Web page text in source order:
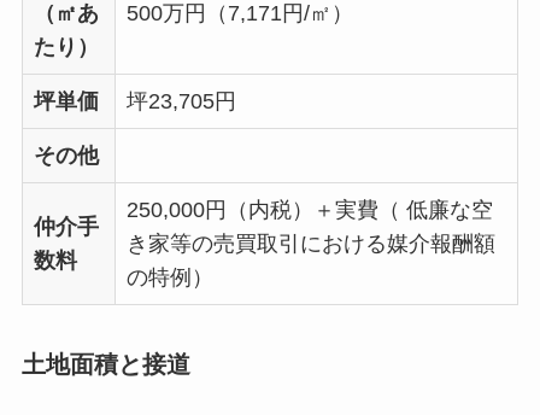
（㎡あ
たり）
500万円（7,171円/㎡）
坪単価 坪23,705円
その他
仲介手
数料
250,000円（内税）＋実費（ 低廉な空
き家等の売買取引における媒介報酬額
の特例）
土地面積と接道